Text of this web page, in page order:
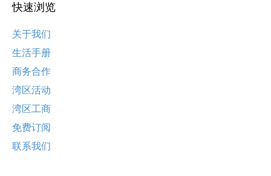
快速浏览
关于我们
生活手册
商务合作
湾区活动
湾区工商
免费订阅
联系我们